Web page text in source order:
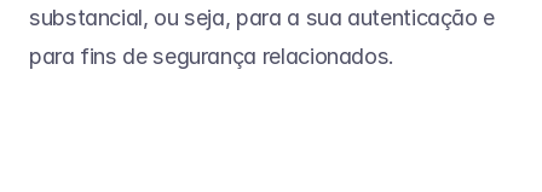
substancial, ou seja, para a sua autenticação e
para fins de segurança relacionados.